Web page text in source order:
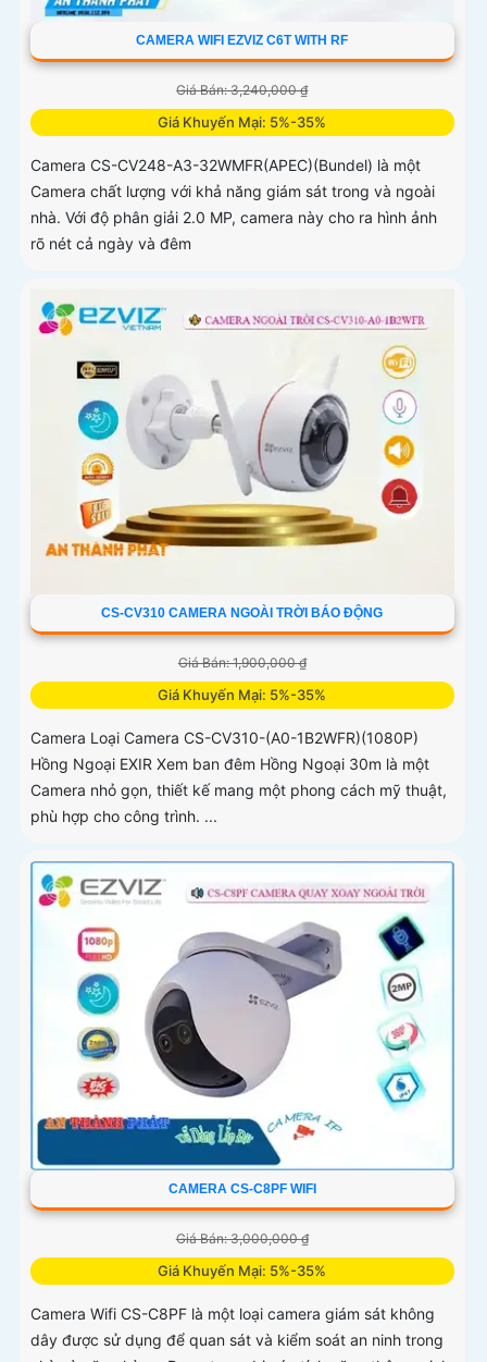
CAMERA WIFI EZVIZ C6T WITH RF
Giá Bán: 3,240,000 ₫
Giá Khuyến Mại: 5%-35%
Camera CS-CV248-A3-32WMFR(APEC)(Bundel) là một
Camera chất lượng với khả năng giám sát trong và ngoài
nhà. Với độ phân giải 2.0 MP, camera này cho ra hình ảnh
rõ nét cả ngày và đêm
CS-CV310 CAMERA NGOÀI TRỜI BÁO ĐỘNG
Giá Bán: 1,900,000 ₫
Giá Khuyến Mại: 5%-35%
Camera Loại Camera CS-CV310-(A0-1B2WFR)(1080P)
Hồng Ngoại EXIR Xem ban đêm Hồng Ngoại 30m là một
Camera nhỏ gọn, thiết kế mang một phong cách mỹ thuật,
phù hợp cho công trình. ...
CAMERA CS-C8PF WIFI
Giá Bán: 3,000,000 ₫
Giá Khuyến Mại: 5%-35%
Camera Wifi CS-C8PF là một loại camera giám sát không
dây được sử dụng để quan sát và kiểm soát an ninh trong